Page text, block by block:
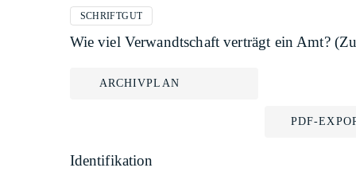
SCHRIFTGUT
Wie viel Verwandtschaft verträgt ein Amt?
ARCHIVPLAN
PDF-
Identifikation